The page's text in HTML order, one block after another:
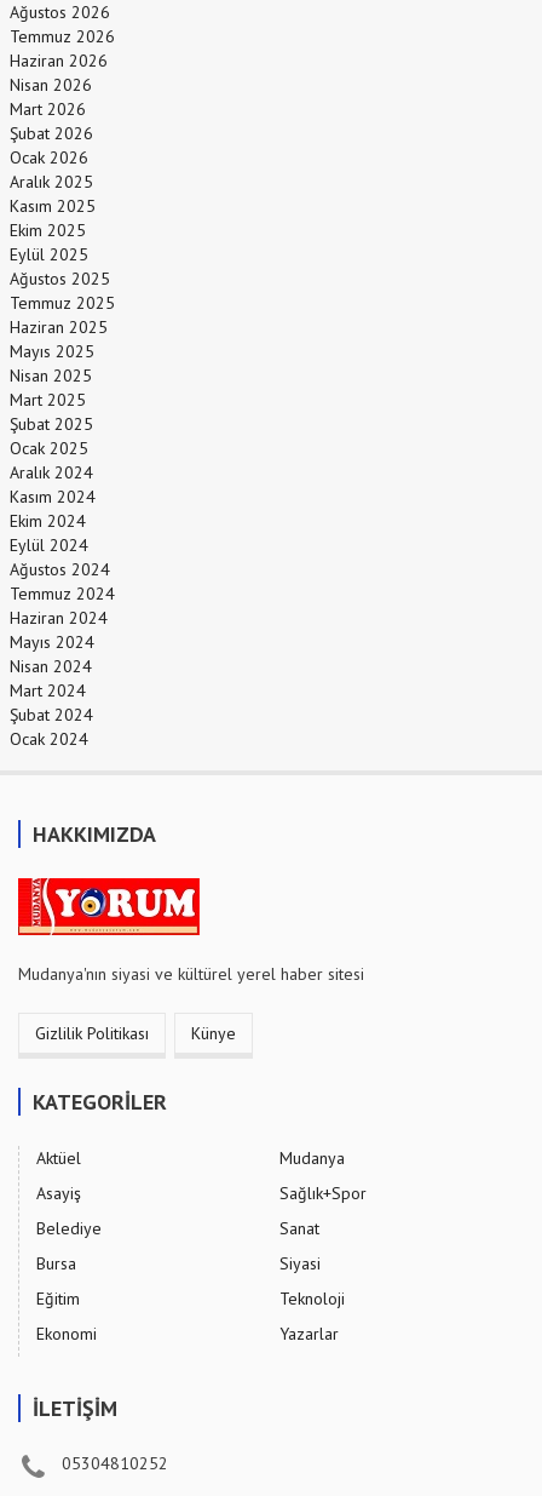
Ağustos 2026
Temmuz 2026
Haziran 2026
Nisan 2026
Mart 2026
Şubat 2026
Ocak 2026
Aralık 2025
Kasım 2025
Ekim 2025
Eylül 2025
Ağustos 2025
Temmuz 2025
Haziran 2025
Mayıs 2025
Nisan 2025
Mart 2025
Şubat 2025
Ocak 2025
Aralık 2024
Kasım 2024
Ekim 2024
Eylül 2024
Ağustos 2024
Temmuz 2024
Haziran 2024
Mayıs 2024
Nisan 2024
Mart 2024
Şubat 2024
Ocak 2024
HAKKIMIZDA
Mudanya'nın siyasi ve kültürel yerel haber sitesi
Gizlilik Politikası Künye
KATEGORİLER
Aktüel
Asayiş
Belediye
Bursa
Eğitim
Ekonomi
Mudanya
Sağlık+Spor
Sanat
Siyasi
Teknoloji
Yazarlar
İLETİŞİM
05304810252